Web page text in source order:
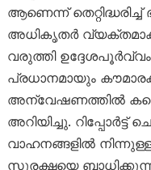
ആണെന്ന്
അധികൃതർ
വരുത്തി
പ്രധാനമായും
അന്വേഷണത്തിൽ
അറിയിച്ചു. റിപ്പോർട്ട്
വാഹനങ്ങളിൽ
സുരക്ഷയെ